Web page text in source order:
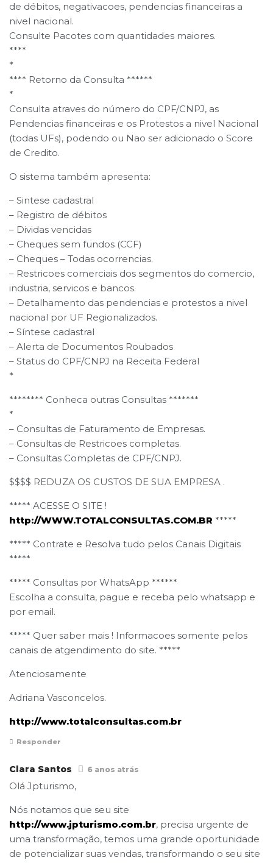
de débitos, negativacoes, pendencias financeiras a
nivel nacional.
Consulte Pacotes com quantidades maiores.
****
*
**** Retorno da Consulta ******
*
Consulta atraves do número do CPF/CNPJ, as
Pendencias financeiras e os Protestos a nivel Nacional
(todas UFs), podendo ou Nao ser adicionado o Score
de Credito.
O sistema também apresenta:
– Sintese cadastral
– Registro de débitos
– Dividas vencidas
– Cheques sem fundos (CCF)
– Cheques – Todas ocorrencias.
– Restricoes comerciais dos segmentos do comercio,
industria, servicos e bancos.
– Detalhamento das pendencias e protestos a nivel
nacional por UF Regionalizados.
– Síntese cadastral
– Alerta de Documentos Roubados
– Status do CPF/CNPJ na Receita Federal
*
******** Conheca outras Consultas *******
*
– Consultas de Faturamento de Empresas.
– Consultas de Restricoes completas.
– Consultas Completas de CPF/CNPJ.
$$$$ REDUZA OS CUSTOS DE SUA EMPRESA .
***** ACESSE O SITE !
http://WWW.TOTALCONSULTAS.COM.BR *****
***** Contrate e Resolva tudo pelos Canais Digitais
*****
***** Consultas por WhatsApp ******
Escolha a consulta, pague e receba pelo whatsapp e
por email.
***** Quer saber mais ! Informacoes somente pelos
canais de atgendimento do site. *****
Atenciosamente
Adriana Vasconcelos.
http://www.totalconsultas.com.br
Responder
Clara Santos 6 anos atrás
Olá Jpturismo,
Nós notamos que seu site
http://www.jpturismo.com.br, precisa urgente de
uma transformação, temos uma grande oportunidade
de potencializar suas vendas, transformando o seu site